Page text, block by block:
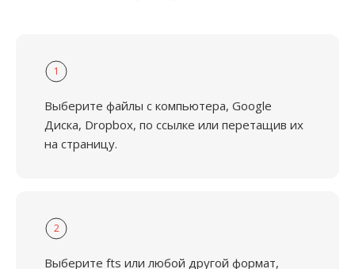
1
Выберите файлы с компьютера, Google
Диска, Dropbox, по ссылке или перетащив их
на страницу.
2
Выберите fts или любой другой формат,